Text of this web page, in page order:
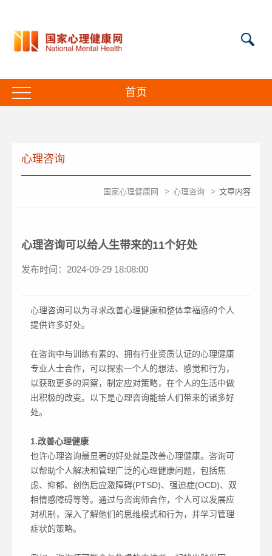
首页
心理咨询
国家心理健康网 > 心理咨询 > 文章内容
心理咨询可以给人生带来的11个好处
发布时间：2024-09-29 18:08:00
心理咨询可以为寻求改善心理健康和整体幸福感的个人
提供许多好处。
在咨询中与训练有素的、拥有行业资质认证的心理健康
专业人士合作，可以探索一个人的想法、感觉和行为，
以获取更多的洞察，制定应对策略，在个人的生活中做
出积极的改变。以下是心理咨询能给人们带来的诸多好
处。
1.改善心理健康
也许心理咨询最显著的好处就是改善心理健康。咨询可
以帮助个人解决和管理广泛的心理健康问题，包括焦
虑、抑郁、创伤后应激障碍(PTSD)、强迫症(OCD)、双
相情感障碍等等。通过与咨询师合作，个人可以发展应
对机制，深入了解他们的思维模式和行为，并学习管理
症状的策略。